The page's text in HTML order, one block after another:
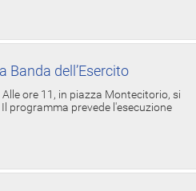
Banda dell’Esercito
ore 11, in piazza Montecitorio, si
programma prevede l'esecuzione